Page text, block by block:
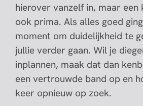
hierover vanzelf in, maar
ook prima. Als alles goed
moment om duidelijkheid te
jullie verder gaan. Wil je
inplannen, maak dat dan
een vertrouwde band op en
keer opnieuw op zoek.